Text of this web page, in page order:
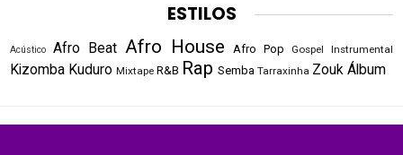
ESTILOS
Acústico Afro Beat Afro House Afro Pop Gospel Instrumental
Kizomba Kuduro Mixtape R&B Rap Semba Tarraxinha Zouk Álbum